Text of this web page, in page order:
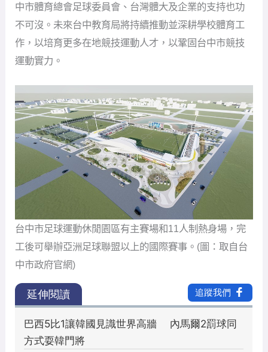
台中市足球運動休閒園區有主賽場和11人制熱身場，完
工後可舉辦亞洲足球聯盟以上的國際賽事。(圖：取自台
中市政府官網)